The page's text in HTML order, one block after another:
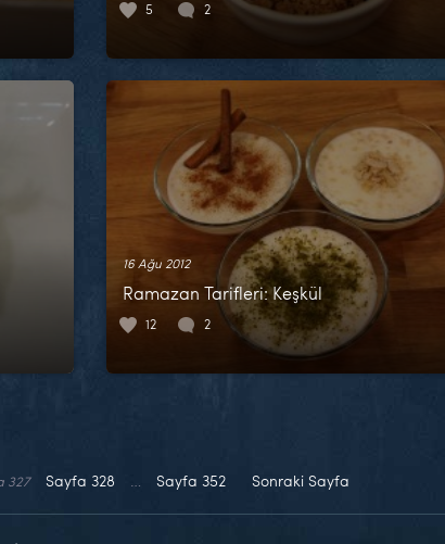
5 2
16 Ağu 2012
Ramazan Tarifleri: Keşkül
12 2
327 Sayfa 328 … Sayfa 352 Sonraki Sayfa